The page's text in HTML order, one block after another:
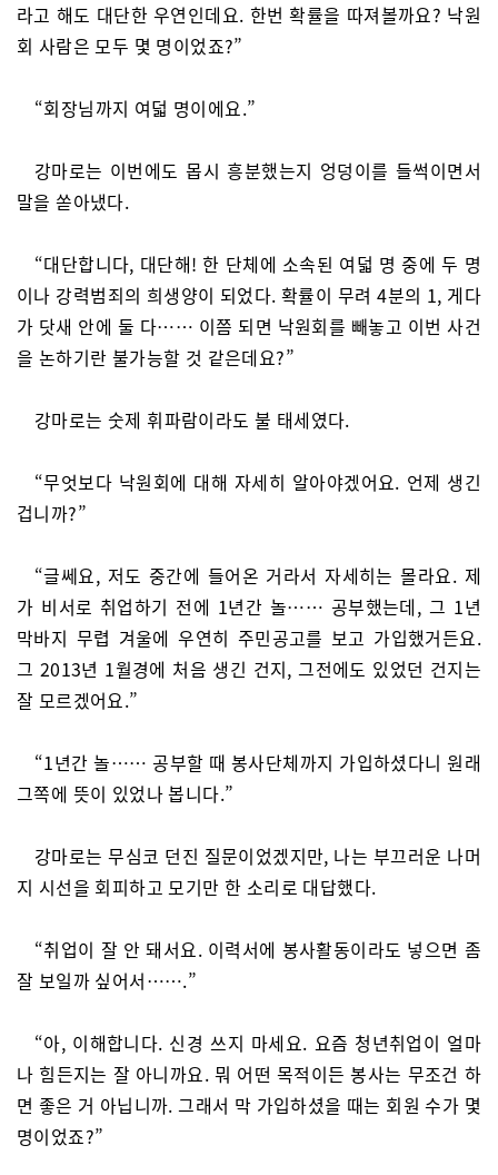
라고 해도 대단한 우연인데요. 한번 확률을 따져볼까요? 낙원
회 사람은 모두 몇 명이었죠?”
“회장님까지 여덟 명이에요.”
강마로는 이번에도 몹시 흥분했는지 엉덩이를 들썩이면서
말을 쏟아냈다.
“대단합니다, 대단해! 한 단체에 소속된 여덟 명 중에 두 명
이나 강력범죄의 희생양이 되었다. 확률이 무려 4분의 1, 게다
가 닷새 안에 둘 다…… 이쯤 되면 낙원회를 빼놓고 이번 사건
을 논하기란 불가능할 것 같은데요?”
강마로는 숫제 휘파람이라도 불 태세였다.
“무엇보다 낙원회에 대해 자세히 알아야겠어요. 언제 생긴
겁니까?”
“글쎄요, 저도 중간에 들어온 거라서 자세히는 몰라요. 제
가 비서로 취업하기 전에 1년간 놀…… 공부했는데, 그 1년
막바지 무렵 겨울에 우연히 주민공고를 보고 가입했거든요.
그 2013년 1월경에 처음 생긴 건지, 그전에도 있었던 건지는
잘 모르겠어요.”
“1년간 놀…… 공부할 때 봉사단체까지 가입하셨다니 원래
그쪽에 뜻이 있었나 봅니다.”
강마로는 무심코 던진 질문이었겠지만, 나는 부끄러운 나머
지 시선을 회피하고 모기만 한 소리로 대답했다.
“취업이 잘 안 돼서요. 이력서에 봉사활동이라도 넣으면 좀
잘 보일까 싶어서…….”
“아, 이해합니다. 신경 쓰지 마세요. 요즘 청년취업이 얼마
나 힘든지는 잘 아니까요. 뭐 어떤 목적이든 봉사는 무조건 하
면 좋은 거 아닙니까. 그래서 막 가입하셨을 때는 회원 수가 몇
명이었죠?”